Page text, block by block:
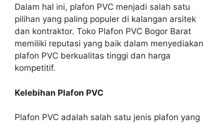
Dalam hal ini, plafon PVC menjadi salah satu
pilihan yang paling populer di kalangan arsitek
dan kontraktor. Toko Plafon PVC Bogor Barat
memiliki reputasi yang baik dalam menyediakan
plafon PVC berkualitas tinggi dan harga
kompetitif.
Kelebihan Plafon PVC
Plafon PVC adalah salah satu jenis plafon yang